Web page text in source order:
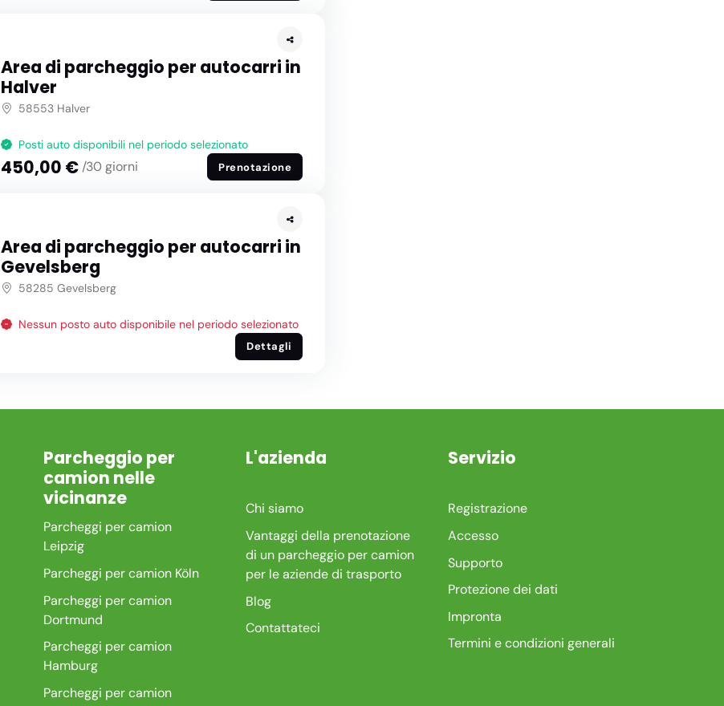
Area di parcheggio per autocarri in
Halver
58553 Halver
Posti auto disponibili nel periodo selezionato
450,00 € /30 giorni Prenotazione
Area di parcheggio per autocarri in
Gevelsberg
58285 Gevelsberg
Nessun posto auto disponibile nel periodo selezionato
Dettagli
Parcheggio per
camion nelle
vicinanze
Parcheggi per camion
Leipzig
Parcheggi per camion Köln
Parcheggi per camion
Dortmund
Parcheggi per camion
Hamburg
Parcheggi per camion
L'azienda
Chi siamo
Vantaggi della prenotazione
di un parcheggio per camion
per le aziende di trasporto
Blog
Contattateci
Servizio
Registrazione
Accesso
Supporto
Protezione dei dati
Impronta
Termini e condizioni generali